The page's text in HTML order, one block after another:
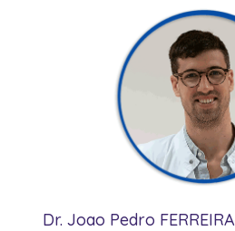
Dr. Joao Pedro FERREIRA